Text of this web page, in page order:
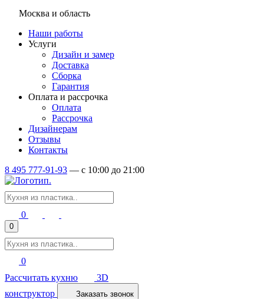
Москва и область
Наши работы
Услуги
Дизайн и замер
Доставка
Сборка
Гарантия
Оплата и рассрочка
Оплата
Рассрочка
Дизайнерам
Отзывы
Контакты
8 495 777-91-93 — c 10:00 до 21:00
0
0
0
Рассчитать кухню
3D
конструктор
Заказать звонок